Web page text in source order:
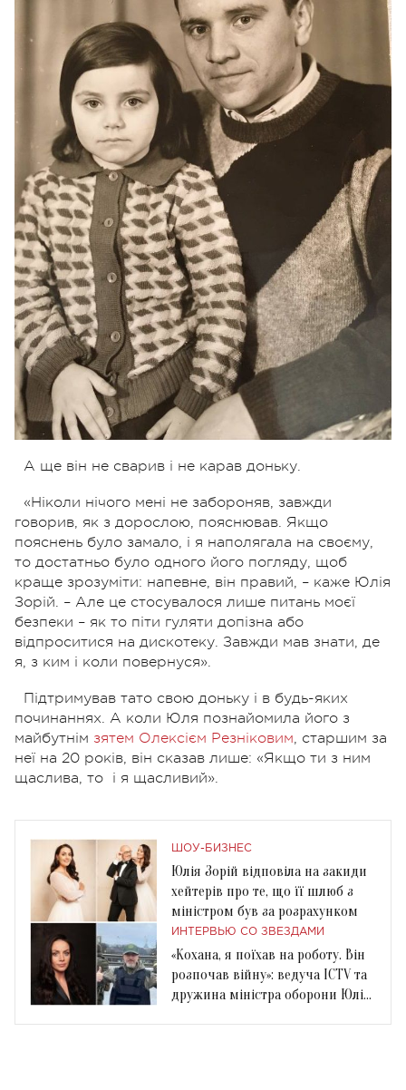
А ще він не сварив і не карав доньку.
«Ніколи нічого мені не забороняв, завжди
говорив, як з дорослою, пояснював. Якщо
пояснень було замало, і я наполягала на своєму,
то достатньо було одного його погляду, щоб
краще зрозуміти: напевне, він правий, – каже Юлія
Зорій. – Але це стосувалося лише питань моєї
безпеки – як то піти гуляти допізна або
відпроситися на дискотеку. Завжди мав знати, де
я, з ким і коли повернуся».
Підтримував тато свою доньку і в будь-яких
починаннях. А коли Юля познайомила його з
майбутнім зятем Олексієм Резніковим, старшим за
неї на 20 років, він сказав лише: «Якщо ти з ним
щаслива, то
і я щасливий».
ШОУ-БИЗНЕС
Юлія Зорій відповіла на закиди
хейтерів про те, що її шлюб з
міністром був за розрахунком
ИНТЕРВЬЮ СО ЗВЕЗДАМИ
«Кохана, я поїхав на роботу. Він
розпочав війну»: ведуча ICTV та
дружина міністра оборони Юлія